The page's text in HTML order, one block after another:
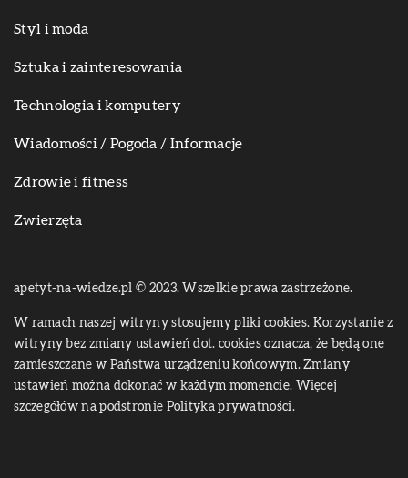
Styl i moda
Sztuka i zainteresowania
Technologia i komputery
Wiadomości / Pogoda / Informacje
Zdrowie i fitness
Zwierzęta
apetyt-na-wiedze.pl © 2023. Wszelkie prawa zastrzeżone.
W ramach naszej witryny stosujemy pliki cookies. Korzystanie z
witryny bez zmiany ustawień dot. cookies oznacza, że będą one
zamieszczane w Państwa urządzeniu końcowym. Zmiany
ustawień można dokonać w każdym momencie. Więcej
szczegółów na podstronie Polityka prywatności.